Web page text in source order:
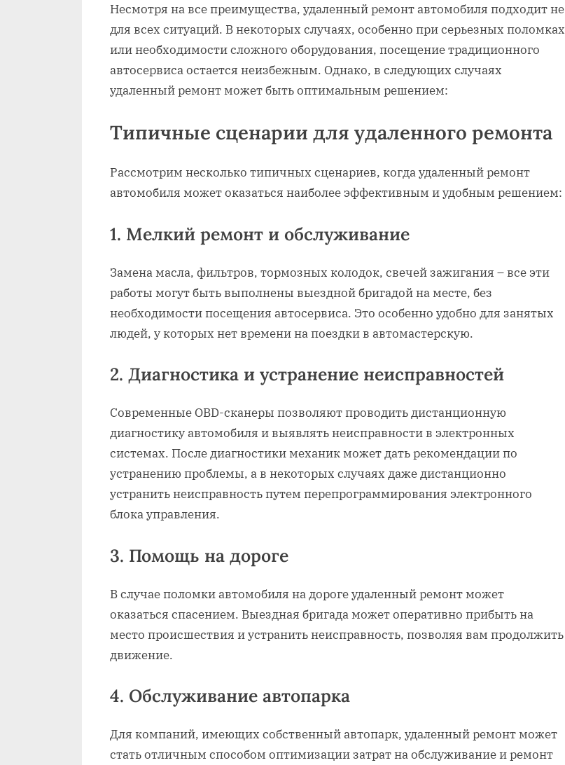
Несмотря на все преимущества‚ удаленный ремонт автомобиля подходит не
для всех ситуаций. В некоторых случаях‚ особенно при серьезных поломках
или необходимости сложного оборудования‚ посещение традиционного
автосервиса остается неизбежным. Однако‚ в следующих случаях
удаленный ремонт может быть оптимальным решением:
Типичные сценарии для удаленного ремонта
Рассмотрим несколько типичных сценариев‚ когда удаленный ремонт
автомобиля может оказаться наиболее эффективным и удобным решением:
1. Мелкий ремонт и обслуживание
Замена масла‚ фильтров‚ тормозных колодок‚ свечей зажигания – все эти
работы могут быть выполнены выездной бригадой на месте‚ без
необходимости посещения автосервиса. Это особенно удобно для занятых
людей‚ у которых нет времени на поездки в автомастерскую.
2. Диагностика и устранение неисправностей
Современные OBD-сканеры позволяют проводить дистанционную
диагностику автомобиля и выявлять неисправности в электронных
системах. После диагностики механик может дать рекомендации по
устранению проблемы‚ а в некоторых случаях даже дистанционно
устранить неисправность путем перепрограммирования электронного
блока управления.
3. Помощь на дороге
В случае поломки автомобиля на дороге удаленный ремонт может
оказаться спасением. Выездная бригада может оперативно прибыть на
место происшествия и устранить неисправность‚ позволяя вам продолжить
движение.
4. Обслуживание автопарка
Для компаний‚ имеющих собственный автопарк‚ удаленный ремонт может
стать отличным способом оптимизации затрат на обслуживание и ремонт